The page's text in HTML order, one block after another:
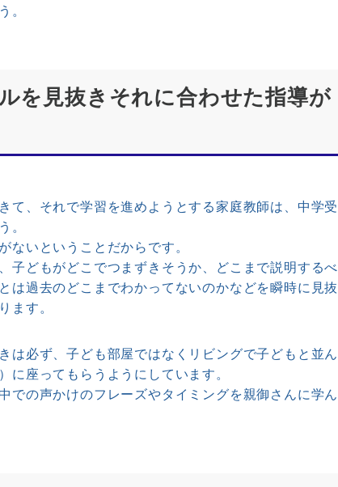
。
を見抜きそれに合わせた指導が
、それで学習を進めようとする家庭教師は、中学受
。
ないということだからです。
子どもがどこでつまずきそうか、どこまで説明するべ
は過去のどこまでわかってないのかなどを瞬時に見抜
ます。
必ず、子ども部屋ではなくリビングで子どもと並ん
に座ってもらうようにしています。
での声かけのフレーズやタイミングを親御さんに学ん